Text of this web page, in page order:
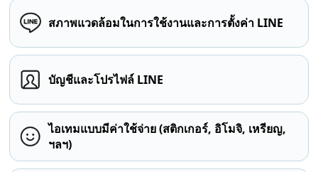
สภาพแวดล้อมในการใช้งานและการตั้งค่า LINE
บัญชีและโปรไฟล์ LINE
ไอเทมแบบมีค่าใช้จ่าย (สติกเกอร์, อิโมจิ, เหรียญ,
ฯลฯ)